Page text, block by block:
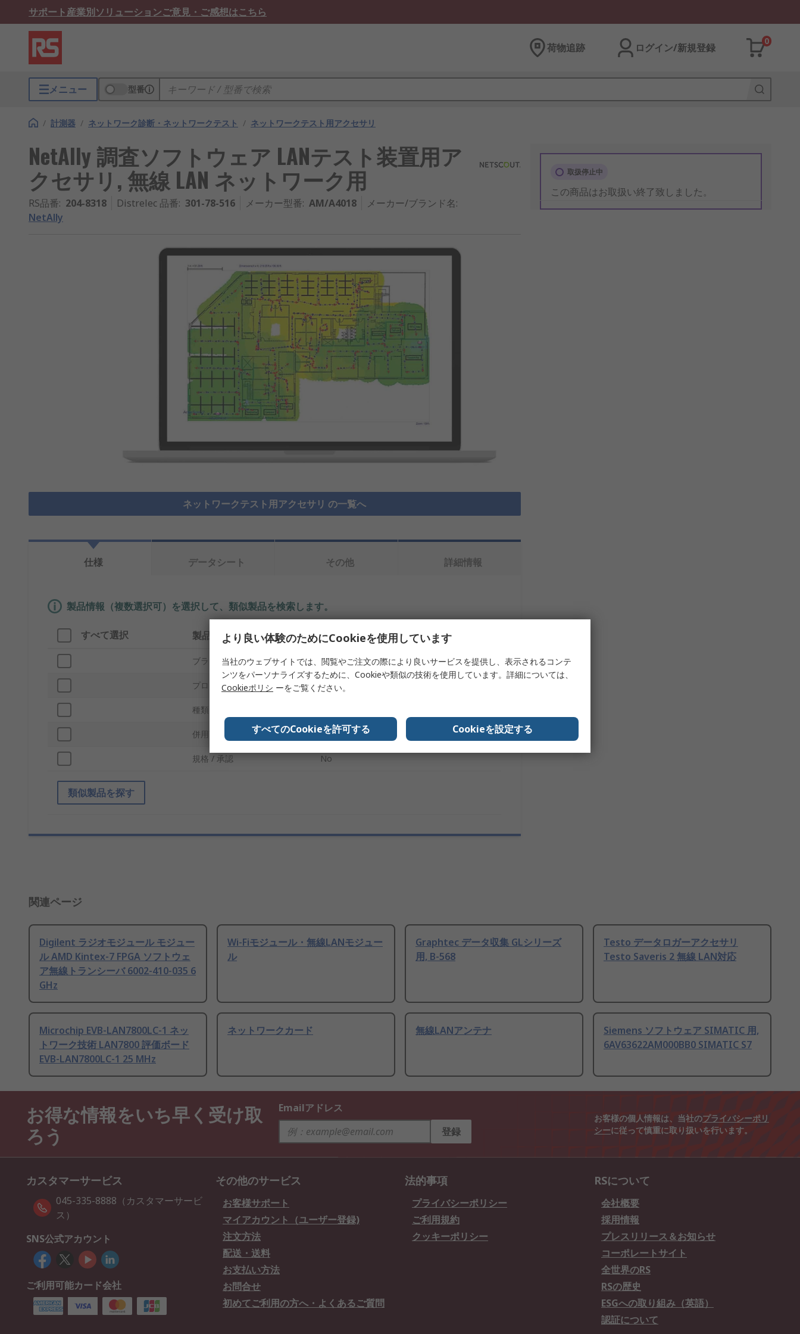
サポート産業別ソリューションご意見・ご感想はこちら
荷物追跡 ログイン/新規登録
0
メニュー 型番
/ 計測器 / ネットワーク診断・ネットワークテスト / ネットワークテスト用アクセサリ
NetAlly 調査ソフトウェア LANテスト装置用ア
クセサリ, 無線 LAN ネットワーク用
RS品番: 204-8318 Distrelec 品番: 301-78-516 メーカー型番: AM/A4018 メーカー/ブランド名:
NetAlly
ネットワークテスト用アクセサリ の一覧へ
取扱停止中
この商品はお取扱い終了致しました。
仕様 データシート その他 詳細情報
製品情報（複数選択可）を選択して、類似製品を検索します。
すべて選択 製品情報 内容
ブランド NetAlly
プロダクトタイプ LANテスト装置用アクセサリ
種類
併用可能製品 無線 LAN ネットワーク
規格 / 承認 No
類似製品を探す
関連ページ
Digilent ラジオモジュール モジュー
ル AMD Kintex-7 FPGA ソフトウェ
ア無線トランシーバ 6002-410-035 6
GHz
Wi-Fiモジュール・無線LANモジュー
ル
Graphtec データ収集 GLシリーズ
用, B-568
Testo データロガーアクセサリ
Testo Saveris 2 無線 LAN対応
Microchip EVB-LAN7800LC-1 ネッ
トワーク技術 LAN7800 評価ボード
EVB-LAN7800LC-1 25 MHz
ネットワークカード 無線LANアンテナ
Siemens ソフトウェア SIMATIC 用,
6AV63622AM000BB0 SIMATIC S7
お得な情報をいち早く受け取
ろう
Emailアドレス
登録
お客様の個人情報は、当社のプライバシーポリ
シーに従って慎重に取り扱いを行います。
カスタマーサービス
045-335-8888（カスタマーサービ
ス）
SNS公式アカウント
ご利用可能カード会社
その他のサービス
お客様サポート
マイアカウント（ユーザー登録)
注文方法
配送・送料
お支払い方法
お問合せ
初めてご利用の方へ・よくあるご質問
法的事項
プライバシーポリシー
ご利用規約
クッキーポリシー
RSについて
会社概要
採用情報
プレスリリース＆お知らせ
コーポレートサイト
全世界のRS
RSの歴史
ESGへの取り組み（英語）
認証について
より良い体験のためにCookieを使用しています
当社のウェブサイトでは、閲覧やご注文の際により良いサービスを提供し、表示されるコンテ
ンツをパーソナライズするために、Cookieや類似の技術を使用しています。詳細については、
Cookieポリシ ーをご覧ください。
すべてのCookieを許可する Cookieを設定する